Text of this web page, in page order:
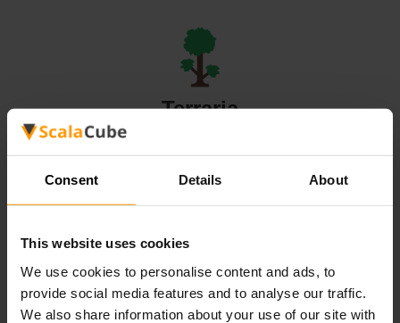
Consent Details About
This website uses cookies
We use cookies to personalise content and ads, to
provide social media features and to analyse our traffic.
We also share information about your use of our site with
Terraria
Valheim
Serverhosting